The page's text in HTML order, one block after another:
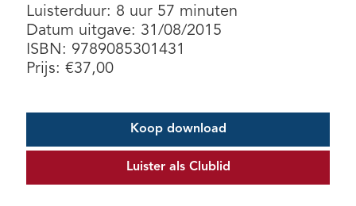
Luisterduur: 8 uur 57 minuten
Datum uitgave: 31/08/2015
ISBN: 9789085301431
Prijs: €37,00
Koop download
Luister als Clublid